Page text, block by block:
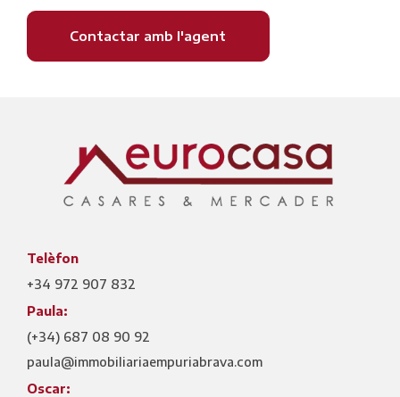
Contactar amb l'agent
Telèfon
+34 972 907 832
Paula:
(+34) 687 08 90 92
paula@immobiliariaempuriabrava.com
Oscar: